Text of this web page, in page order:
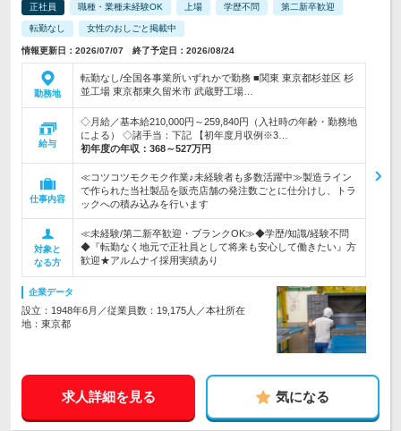
正社員 職種・業種未経験OK 上場 学歴不問 第二新卒歓迎
転勤なし 女性のおしごと掲載中
情報更新日：2026/07/07 終了予定日：2026/08/24
勤務地
転勤なし/全国各事業所いずれかで勤務 ■関東 東京都杉並区 杉
並工場 東京都東久留米市 武蔵野工場…
給与
◇月給／基本給210,000円～259,840円（入社時の年齢・勤務地
による） ◇諸手当：下記 【初年度月収例※3…
初年度の年収： 368～527万円
仕事内容
≪コツコツモクモク作業♪未経験者も多数活躍中≫製造ライン
で作られた当社製品を販売店舗の発注数ごとに仕分けし、トラ
ックへの積み込みを行います
対象と
なる方
≪未経験/第二新卒歓迎・ブランクOK≫◆学歴/知識/経験不問
◆『転勤なく地元で正社員として将来も安心して働きたい』方
歓迎★アルムナイ採用実績あり
企業データ
設立：1948年6月／従業員数：19,175人／本社所在
地：東京都
求人詳細を見る 気になる